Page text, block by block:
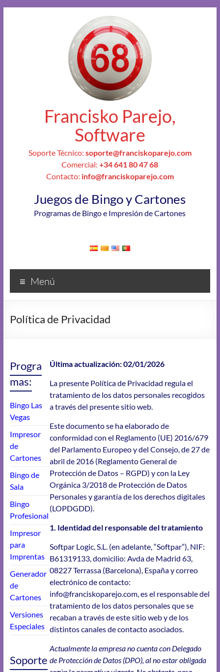
Francisko Parejo,
Software
Soporte Técnico: soporte@franciskoparejo.com
Comercial:+34 641 80 47 68
Contacto: info@franciskoparejo.com
Juegos de Bingo y Cartones
Programas de Bingo e Impresión de Cartones
Menú
Política de Privacidad
Última actualización: 02/01/2026
La presente Política de Privacidad regula el
tratamiento de los datos personales recogidos
a través del presente sitio web.
Este documento se ha elaborado de
conformidad con el Reglamento (UE) 2016/679
del Parlamento Europeo y del Consejo, de 27 de
abril de 2016 (Reglamento General de
Protección de Datos – RGPD) y con la Ley
Orgánica 3/2018 de Protección de Datos
Personales y garantía de los derechos digitales
(LOPDGDD).
1. Identidad del responsable del tratamiento
Softpar Logic, S.L. (en adelante, “Softpar”), NIF:
B61319133, domicilio: Avda de Madrid 63,
08227 Terrassa (Barcelona), España y correo
electrónico de contacto:
info@franciskoparejo.com, es el responsable del
tratamiento de los datos personales que se
recaban a través de este sitio web y de los
distintos canales de contacto asociados.
Actualmente la empresa no cuenta con Delegado
de Protección de Datos (DPO), al no estar obligada
Progra
mas:
Bingo Las
Vegas
Impresor
de
Cartones
Bingo de
Sala
Bingo
Profesional
Impresor
para
Imprentas
Generador
de
Cartones
Versiones
Especiales
Soporte